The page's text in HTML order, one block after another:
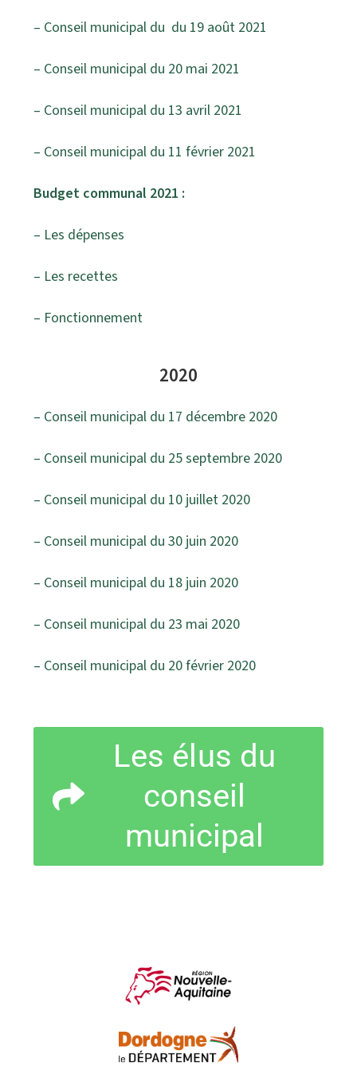
– Conseil municipal du du 19 août 2021
– Conseil municipal du 20 mai 2021
– Conseil municipal du 13 avril 2021
– Conseil municipal du 11 février 2021
Budget communal 2021 :
– Les dépenses
– Les recettes
– Fonctionnement
2020
– Conseil municipal du 17 décembre 2020
– Conseil municipal du 25 septembre 2020
– Conseil municipal du 10 juillet 2020
– Conseil municipal du 30 juin 2020
– Conseil municipal du 18 juin 2020
– Conseil municipal du 23 mai 2020
– Conseil municipal du 20 février 2020
Les élus du
conseil
municipal